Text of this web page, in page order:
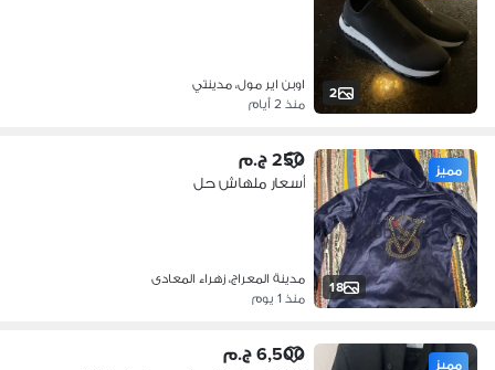
2
اوبن اير مول، مدينتي
منذ 2 أيام
18
مميز 250 ج.م
أسعار ملهاش حل
مدينة المعراج، زهراء المعادى
منذ 1 يوم
مميز 6,500 ج.م